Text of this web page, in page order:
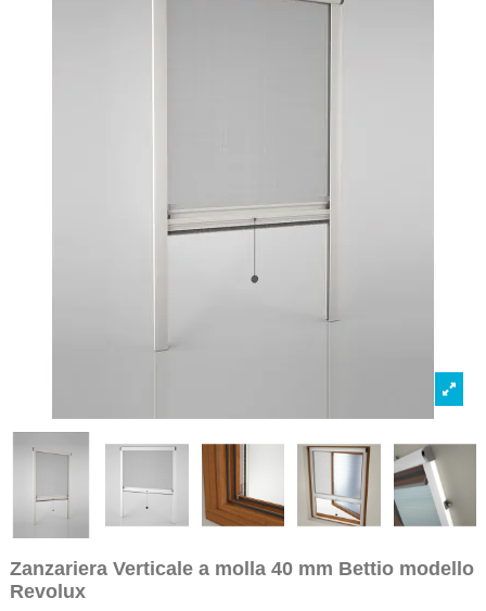
Zanzariera Verticale a molla 40 mm Bettio modello
Revolux